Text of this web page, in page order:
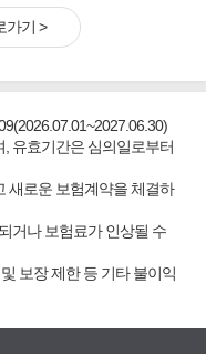
가기 >
유효기간은 심의일로부터
새로운 보험계약을 체결하
거나 보험료가 인상될 수
보장 제한 등 기타 불이익